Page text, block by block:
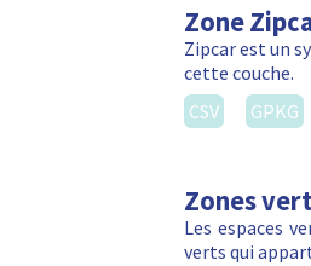
Zone
Zipcar est un
cette couche.
CSV
GPKG
Zones
Les espaces
verts qui